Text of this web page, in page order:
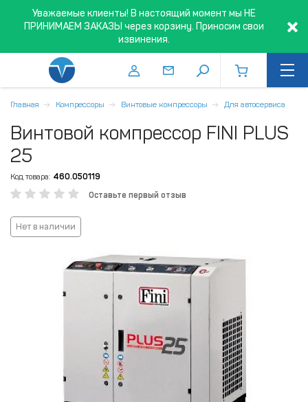
Уважаемые клиенты! В настоящий момент мы НЕ
ПРИНИМАЕМ ЗАКАЗЫ через корзину. Приносим свои
извинения.
Главная Компрессоры Винтовые компрессоры Для автосервиса
Винтовой компрессор FINI PLUS
25
Код товара: 460.050119
Оставьте первый отзыв
Нет в наличии